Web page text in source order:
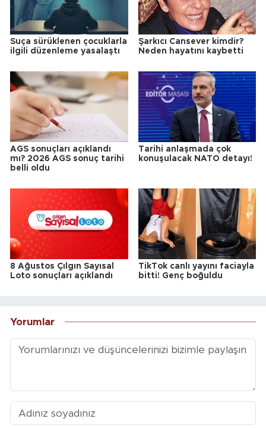
Suça sürüklenen çocuklarla
ilgili düzenleme yasalaştı
Şarkıcı Cansever kimdir?
Neden hayatını kaybetti
AGS sonuçları açıklandı
mı? 2026 AGS sonuç tarihi
belli oldu
Tarihi anlaşmada çok
konuşulacak NATO detayı!
8 Ağustos Çılgın Sayısal
Loto sonuçları açıklandı
TikTok canlı yayını faciayla
bitti! Genç boğuldu
Yorumlar